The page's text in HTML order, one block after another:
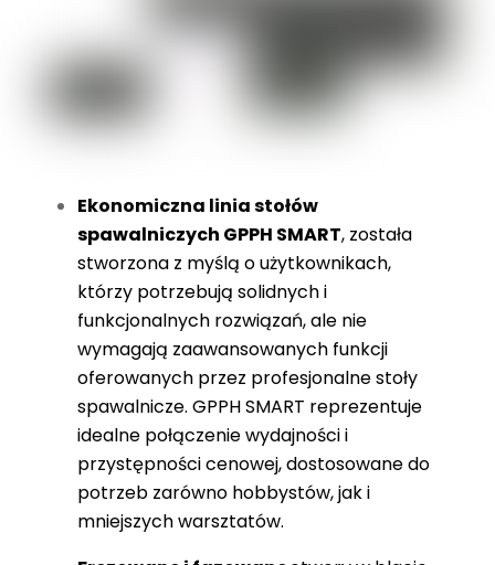
Ekonomiczna linia stołów
spawalniczych GPPH SMART, została
stworzona z myślą o użytkownikach,
którzy potrzebują solidnych i
funkcjonalnych rozwiązań, ale nie
wymagają zaawansowanych funkcji
oferowanych przez profesjonalne stoły
spawalnicze. GPPH SMART reprezentuje
idealne połączenie wydajności i
przystępności cenowej, dostosowane do
potrzeb zarówno hobbystów, jak i
mniejszych warsztatów.